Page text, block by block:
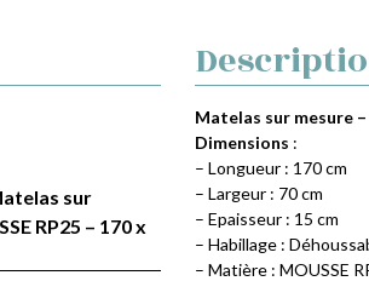
sur
RP25 – 170 x
Matelas sur mesure –
Dimensions :
– Longueur : 170 cm
– Largeur : 70 cm
– Epaisseur : 15 cm
– Habillage :
– Matière : MOUSSE